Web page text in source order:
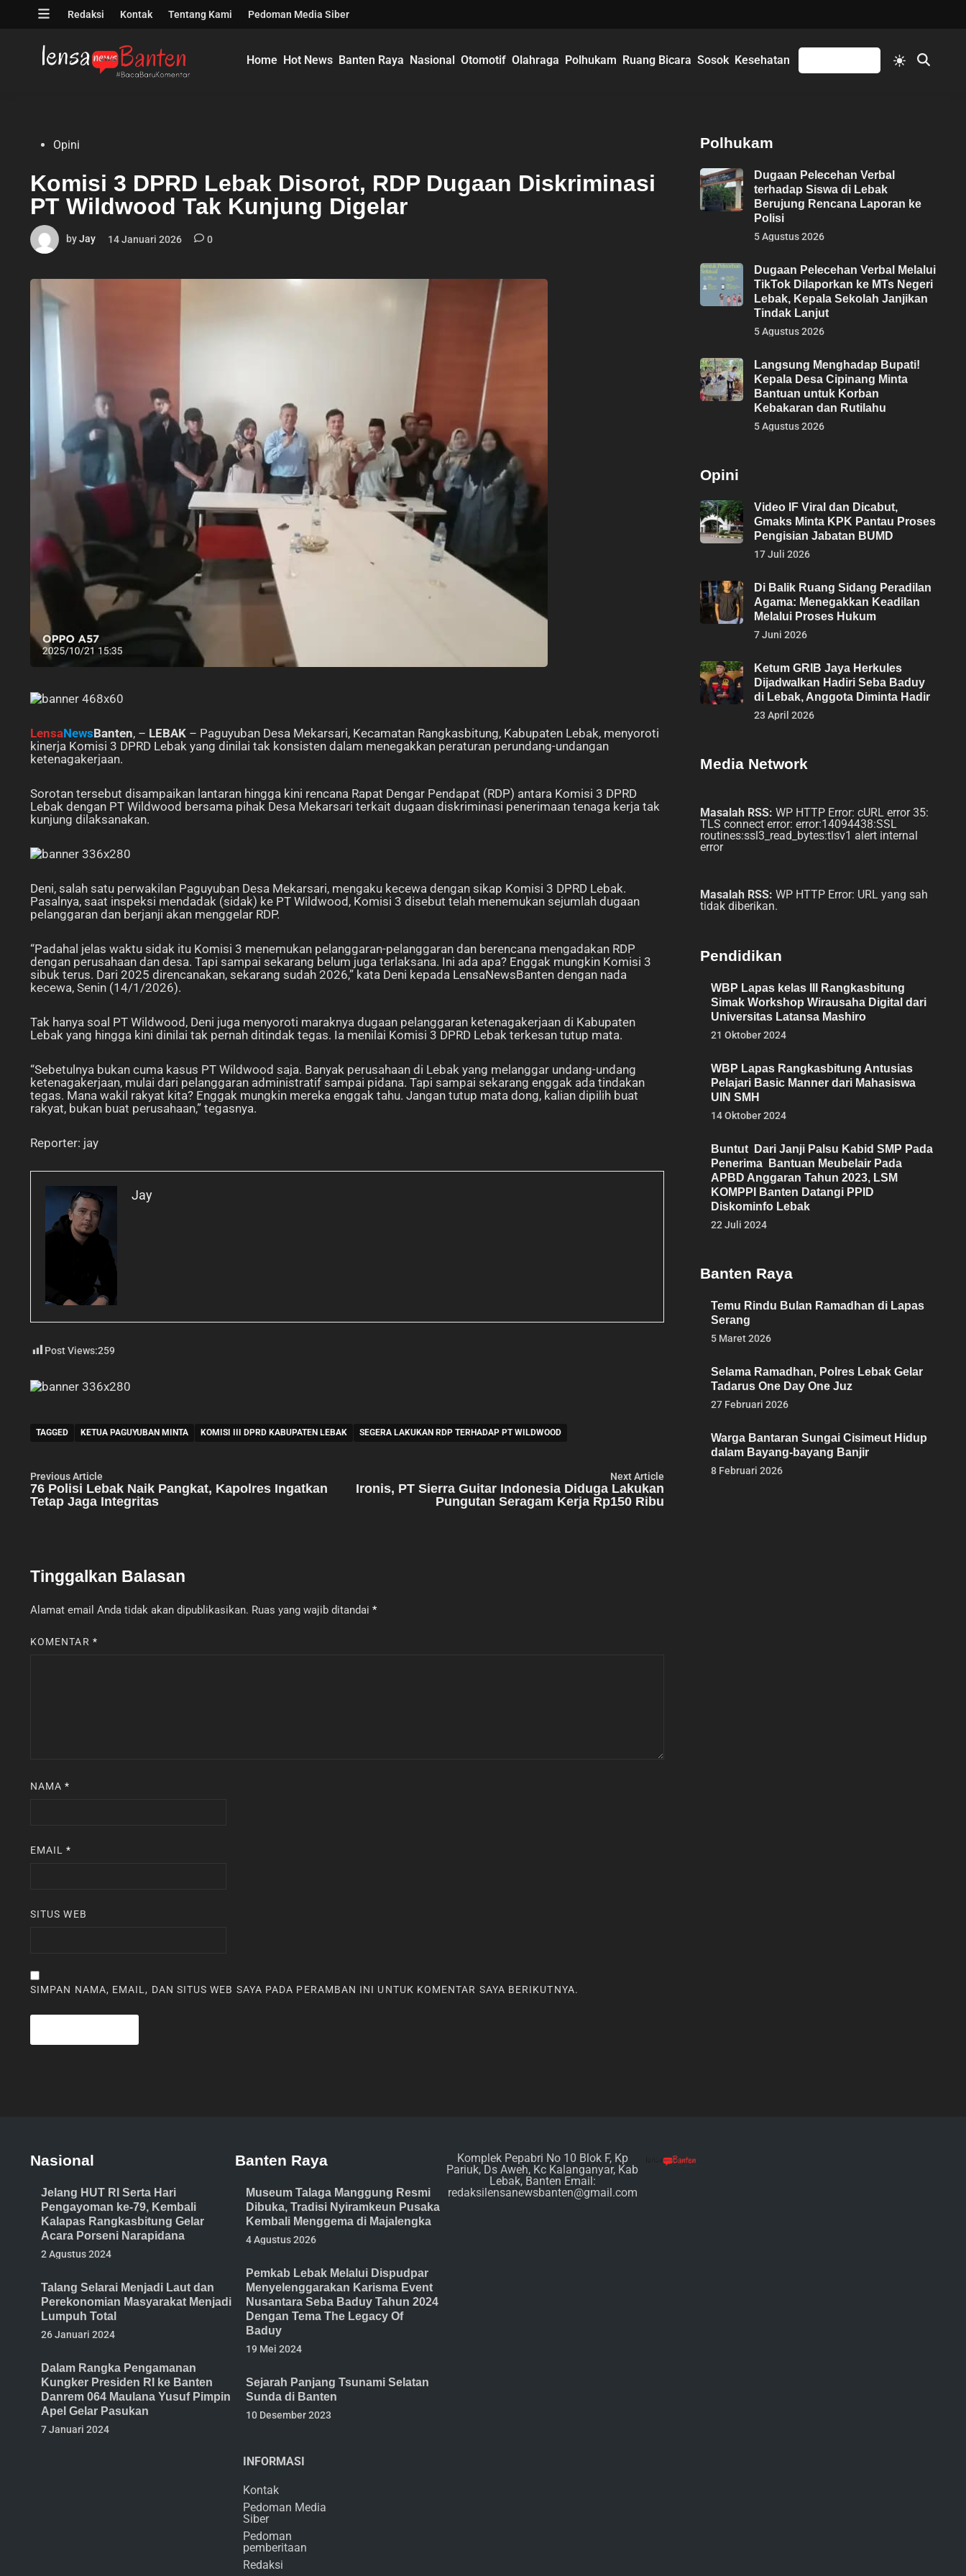
Open
Redaksi Kontak Tentang Kami Pedoman Media Siber
Home Hot News Banten Raya Nasional Otomotif Olahraga Polhukam Ruang Bicara Sosok Kesehatan
Switch
to
Open
PostedOpini
Komisi 3 DPRD Lebak Disorot, RDP Dugaan Diskriminasi
PT Wildwood Tak Kunjung Digelar
byJay 14 Januari 2026 0
LensaNewsBanten, – LEBAK – Paguyuban Desa Mekarsari, Kecamatan Rangkasbitung, Kabupaten Lebak, menyoroti
kinerja Komisi 3 DPRD Lebak yang dinilai tak konsisten dalam menegakkan peraturan perundang-undangan
ketenagakerjaan.
Sorotan tersebut disampaikan lantaran hingga kini rencana Rapat Dengar Pendapat (RDP) antara Komisi 3 DPRD
Lebak dengan PT Wildwood bersama pihak Desa Mekarsari terkait dugaan diskriminasi penerimaan tenaga kerja tak
kunjung dilaksanakan.
Deni, salah satu perwakilan Paguyuban Desa Mekarsari, mengaku kecewa dengan sikap Komisi 3 DPRD Lebak.
Pasalnya, saat inspeksi mendadak (sidak) ke PT Wildwood, Komisi 3 disebut telah menemukan sejumlah dugaan
pelanggaran dan berjanji akan menggelar RDP.
“Padahal jelas waktu sidak itu Komisi 3 menemukan pelanggaran-pelanggaran dan berencana mengadakan RDP
dengan perusahaan dan desa. Tapi sampai sekarang belum juga terlaksana. Ini ada apa? Enggak mungkin Komisi 3
sibuk terus. Dari 2025 direncanakan, sekarang sudah 2026,” kata Deni kepada LensaNewsBanten dengan nada
kecewa, Senin (14/1/2026).
Tak hanya soal PT Wildwood, Deni juga menyoroti maraknya dugaan pelanggaran ketenagakerjaan di Kabupaten
Lebak yang hingga kini dinilai tak pernah ditindak tegas. Ia menilai Komisi 3 DPRD Lebak terkesan tutup mata.
“Sebetulnya bukan cuma kasus PT Wildwood saja. Banyak perusahaan di Lebak yang melanggar undang-undang
ketenagakerjaan, mulai dari pelanggaran administratif sampai pidana. Tapi sampai sekarang enggak ada tindakan
tegas. Mana wakil rakyat kita? Enggak mungkin mereka enggak tahu. Jangan tutup mata dong, kalian dipilih buat
rakyat, bukan buat perusahaan,” tegasnya.
Reporter: jay
Jay
Post Views:259
TAGGED KETUA PAGUYUBAN MINTA KOMISI III DPRD KABUPATEN LEBAK SEGERA LAKUKAN RDP TERHADAP PT WILDWOOD
Navigasi
pos
Previous Article
article:
76 Polisi Lebak Naik Pangkat, Kapolres Ingatkan
Tetap Jaga Integritas
Next Article
Ironis, PT Sierra Guitar Indonesia Diduga Lakukan
Pungutan Seragam Kerja Rp150 Ribu
Tinggalkan Balasan
Alamat email Anda tidak akan dipublikasikan. Ruas yang wajib ditandai *
KOMENTAR *
NAMA*
EMAIL*
SITUS WEB
SIMPAN NAMA, EMAIL, DAN SITUS WEB SAYA PADA PERAMBAN INI UNTUK KOMENTAR SAYA BERIKUTNYA.
Polhukam
Dugaan Pelecehan Verbal
terhadap Siswa di Lebak
Berujung Rencana Laporan ke
Polisi
5 Agustus 2026
Dugaan Pelecehan Verbal Melalui
TikTok Dilaporkan ke MTs Negeri
Lebak, Kepala Sekolah Janjikan
Tindak Lanjut
5 Agustus 2026
Langsung Menghadap Bupati!
Kepala Desa Cipinang Minta
Bantuan untuk Korban
Kebakaran dan Rutilahu
5 Agustus 2026
Opini
Video IF Viral dan Dicabut,
Gmaks Minta KPK Pantau Proses
Pengisian Jabatan BUMD
17 Juli 2026
Di Balik Ruang Sidang Peradilan
Agama: Menegakkan Keadilan
Melalui Proses Hukum
7 Juni 2026
Ketum GRIB Jaya Herkules
Dijadwalkan Hadiri Seba Baduy
di Lebak, Anggota Diminta Hadir
23 April 2026
Media Network
Masalah RSS: WP HTTP Error: cURL error 35:
TLS connect error: error:14094438:SSL
routines:ssl3_read_bytes:tlsv1 alert internal
error
Masalah RSS: WP HTTP Error: URL yang sah
tidak diberikan.
Pendidikan
WBP Lapas kelas III Rangkasbitung
Simak Workshop Wirausaha Digital dari
Universitas Latansa Mashiro
21 Oktober 2024
WBP Lapas Rangkasbitung Antusias
Pelajari Basic Manner dari Mahasiswa
UIN SMH
14 Oktober 2024
Buntut Dari Janji Palsu Kabid SMP Pada
Penerima Bantuan Meubelair Pada
APBD Anggaran Tahun 2023, LSM
KOMPPI Banten Datangi PPID
Diskominfo Lebak
22 Juli 2024
Banten Raya
Temu Rindu Bulan Ramadhan di Lapas
Serang
5 Maret 2026
Selama Ramadhan, Polres Lebak Gelar
Tadarus One Day One Juz
27 Februari 2026
Warga Bantaran Sungai Cisimeut Hidup
dalam Bayang-bayang Banjir
8 Februari 2026
Nasional
Jelang HUT RI Serta Hari
Pengayoman ke-79, Kembali
Kalapas Rangkasbitung Gelar
Acara Porseni Narapidana
2 Agustus 2024
Talang Selarai Menjadi Laut dan
Perekonomian Masyarakat Menjadi
Lumpuh Total
26 Januari 2024
Dalam Rangka Pengamanan
Kungker Presiden RI ke Banten
Danrem 064 Maulana Yusuf Pimpin
Apel Gelar Pasukan
7 Januari 2024
Banten Raya
Museum Talaga Manggung Resmi
Dibuka, Tradisi Nyiramkeun Pusaka
Kembali Menggema di Majalengka
4 Agustus 2026
Pemkab Lebak Melalui Dispudpar
Menyelenggarakan Karisma Event
Nusantara Seba Baduy Tahun 2024
Dengan Tema The Legacy Of
Baduy
19 Mei 2024
Sejarah Panjang Tsunami Selatan
Sunda di Banten
10 Desember 2023
INFORMASI
Kontak
Pedoman Media
Siber
Pedoman
pemberitaan
Redaksi
Komplek Pepabri No 10 Blok F, Kp
Pariuk, Ds Aweh, Kc Kalanganyar, Kab
Lebak, Banten Email:
redaksilensanewsbanten@gmail.com